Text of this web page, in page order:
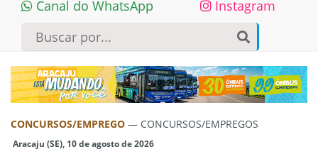
Canal do WhatsApp Instagram
CONCURSOS/EMPREGO — CONCURSOS/EMPREGOS
Aracaju (SE), 10 de agosto de 2026